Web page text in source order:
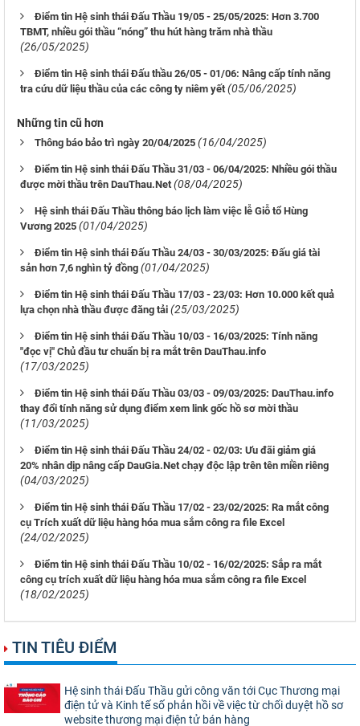
Điểm tin Hệ sinh thái Đấu Thầu 19/05 - 25/05/2025: Hơn 3.700
TBMT, nhiều gói thầu “nóng” thu hút hàng trăm nhà thầu
(26/05/2025)
Điểm tin Hệ sinh thái Đấu thầu 26/05 - 01/06: Nâng cấp tính năng
tra cứu dữ liệu thầu của các công ty niêm yết (05/06/2025)
Những tin cũ hơn
Thông báo bảo trì ngày 20/04/2025 (16/04/2025)
Điểm tin Hệ sinh thái Đấu Thầu 31/03 - 06/04/2025: Nhiều gói thầu
được mời thầu trên DauThau.Net (08/04/2025)
Hệ sinh thái Đấu Thầu thông báo lịch làm việc lễ Giỗ tổ Hùng
Vương 2025 (01/04/2025)
Điểm tin Hệ sinh thái Đấu Thầu 24/03 - 30/03/2025: Đấu giá tài
sản hơn 7,6 nghìn tỷ đồng (01/04/2025)
Điểm tin Hệ sinh thái Đấu Thầu 17/03 - 23/03: Hơn 10.000 kết quả
lựa chọn nhà thầu được đăng tải (25/03/2025)
Điểm tin Hệ sinh thái Đấu Thầu 10/03 - 16/03/2025: Tính năng
"đọc vị" Chủ đầu tư chuẩn bị ra mắt trên DauThau.info
(17/03/2025)
Điểm tin Hệ sinh thái Đấu Thầu 03/03 - 09/03/2025: DauThau.info
thay đổi tính năng sử dụng điểm xem link gốc hồ sơ mời thầu
(11/03/2025)
Điểm tin Hệ sinh thái Đấu Thầu 24/02 - 02/03: Ưu đãi giảm giá
20% nhân dịp nâng cấp DauGia.Net chạy độc lập trên tên miền riêng
(04/03/2025)
Điểm tin Hệ sinh thái Đấu Thầu 17/02 - 23/02/2025: Ra mắt công
cụ Trích xuất dữ liệu hàng hóa mua sắm công ra file Excel
(24/02/2025)
Điểm tin Hệ sinh thái Đấu Thầu 10/02 - 16/02/2025: Sắp ra mắt
công cụ trích xuất dữ liệu hàng hóa mua sắm công ra file Excel
(18/02/2025)
TIN TIÊU ĐIỂM
Hệ sinh thái Đấu Thầu gửi công văn tới Cục Thương mại
điện tử và Kinh tế số phản hồi về việc từ chối duyệt hồ sơ
website thương mại điện tử bán hàng